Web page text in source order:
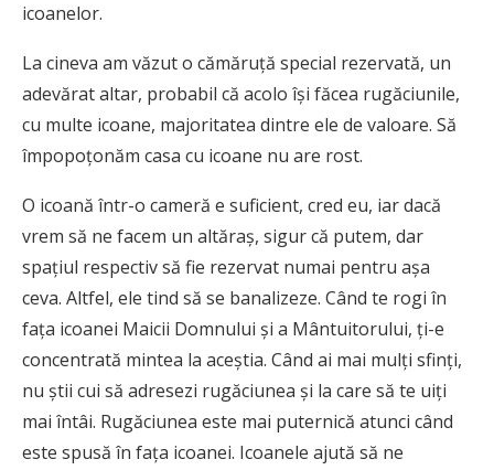
icoanelor.
La cineva am văzut o cămăruţă special rezervată, un
adevărat altar, probabil că acolo îşi făcea rugăciunile,
cu multe icoane, majoritatea dintre ele de valoare. Să
împopoţonăm casa cu icoane nu are rost.
O icoană într-o cameră e suficient, cred eu, iar dacă
vrem să ne facem un altăraş, sigur că putem, dar
spaţiul respectiv să fie rezervat numai pentru aşa
ceva. Altfel, ele tind să se banalizeze. Când te rogi în
faţa icoanei Maicii Domnului şi a Mântuitorului, ţi-e
concentrată mintea la aceştia. Când ai mai mulţi sfinţi,
nu ştii cui să adresezi rugăciunea şi la care să te uiţi
mai întâi. Rugăciunea este mai puternică atunci când
este spusă în faţa icoanei. Icoanele ajută să ne